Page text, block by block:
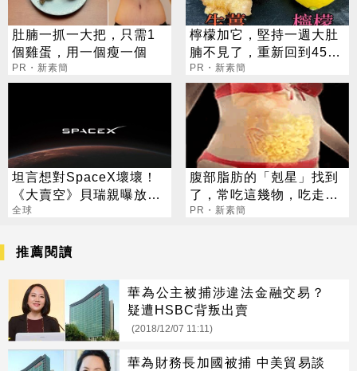
肚腩一抓一大把，只需1
個雞蛋，用一個瘦一個
PR・新素簡
檸檬加它，堅持一週大肚
腩不見了，重新回到45公
斤
PR・新素簡
坦言想對SpaceX壞壞！
《大賣空》貝瑞親曝放棄
理由：謝謝再聯絡
全球
腹部脂肪的「剋星」找到
了，常吃這幾物，吃走大
肚囊，瘦出小蠻腰
PR・新素簡
推薦閱讀
華為公主被捕涉違法金融交易？
疑遭HSBC背叛出賣
(2018/12/07 11:11)
華為財務長加國被捕 中美貿易談